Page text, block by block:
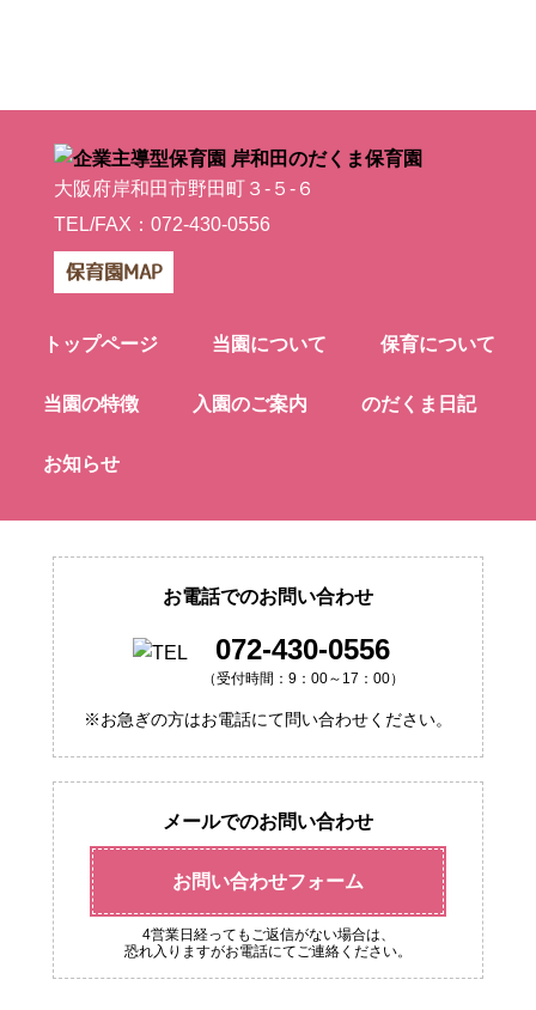
大阪府岸和田市野田町３-５-６
TEL/FAX：072-430-0556
保育園MAP
トップページ 当園について 保育について
当園の特徴 入園のご案内 のだくま日記
お知らせ
お電話でのお問い合わせ
072-430-0556
（受付時間：9：00～17：00）
※お急ぎの方はお電話にて問い合わせください。
メールでのお問い合わせ
お問い合わせフォーム
4営業日経ってもご返信がない場合は、
恐れ入りますがお電話にてご連絡ください。